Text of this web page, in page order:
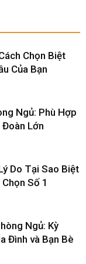
Chọn Biệt
Của Bạn
Ngủ: Phù Hợp
Đoàn Lớn
Do Tại Sao Biệt
Số 1
Ngủ: Kỳ
Đình và Bạn Bè